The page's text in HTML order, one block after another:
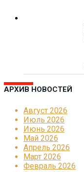
АРХИВ НОВОСТЕЙ
Август 2026
Июль 2026
Июнь 2026
Май 2026
Апрель 2026
Март 2026
Февраль 2026